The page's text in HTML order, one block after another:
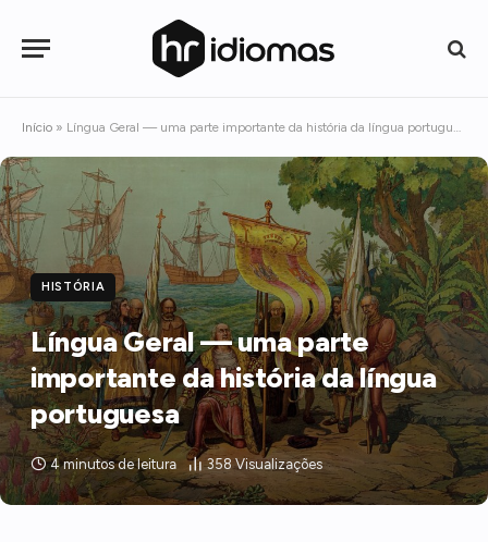
Início » Língua Geral — uma parte importante da história da língua portuguesa
HISTÓRIA
Língua Geral — uma parte
importante da história da língua
portuguesa
4 minutos de leitura 358Visualizações